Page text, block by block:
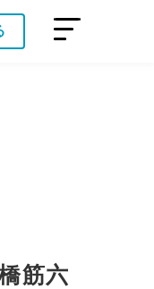
筋六